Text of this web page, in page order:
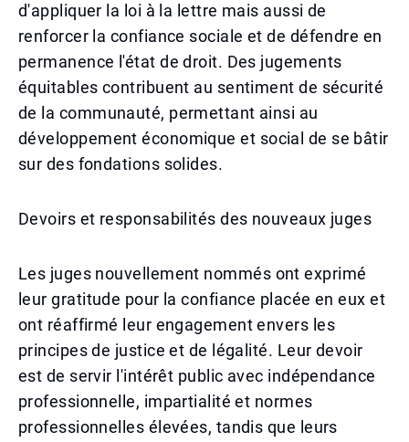
d'appliquer la loi à la lettre mais aussi de
renforcer la confiance sociale et de défendre en
permanence l'état de droit. Des jugements
équitables contribuent au sentiment de sécurité
de la communauté, permettant ainsi au
développement économique et social de se bâtir
sur des fondations solides.
Devoirs et responsabilités des nouveaux juges
Les juges nouvellement nommés ont exprimé
leur gratitude pour la confiance placée en eux et
ont réaffirmé leur engagement envers les
principes de justice et de légalité. Leur devoir
est de servir l'intérêt public avec indépendance
professionnelle, impartialité et normes
professionnelles élevées, tandis que leurs